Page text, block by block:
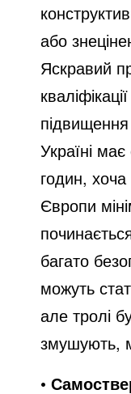
або
Яскравий
Україні
годин, хоча
Європи
багато
можуть
але тролі
змушують,
•